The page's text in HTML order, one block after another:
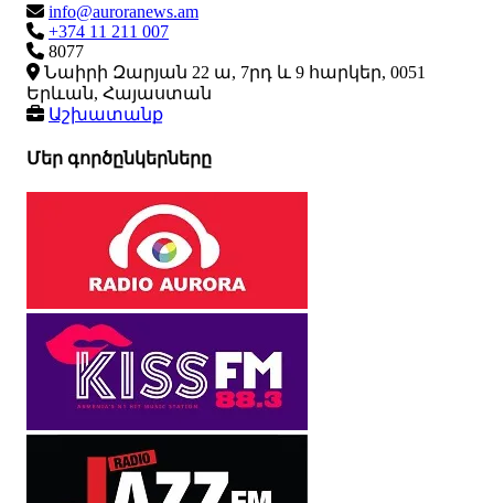
info@auroranews.am
+374 11 211 007
8077
Նաիրի Զարյան 22 ա, 7րդ և 9 հարկեր, 0051
Երևան, Հայաստան
Աշխատանք
Մեր գործընկերները